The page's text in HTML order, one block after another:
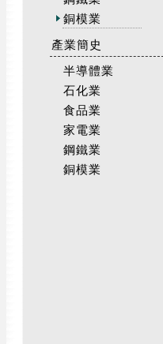
銅模業
產業簡史
半導體業
石化業
食品業
家電業
鋼鐵業
銅模業